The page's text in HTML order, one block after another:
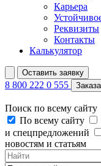
Карьера
Реквизиты
Контакты
Калькулятор
Оставить заявку
8 800 222 0 555
Поиск по всему сайту
По всему сайту
и спецпредложений
новостям и статьям